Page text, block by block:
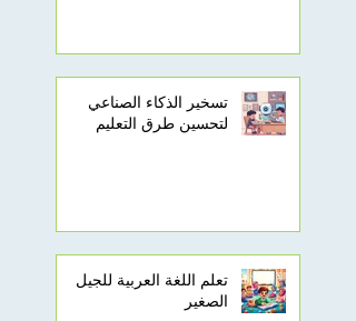
تسخير الذكاء الصناعي
لتحسين طرق التعليم
تعلم اللغة العربية للجيل
الصغير